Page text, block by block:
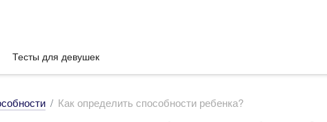
Тесты для девушек
Как определить способности ребенка?